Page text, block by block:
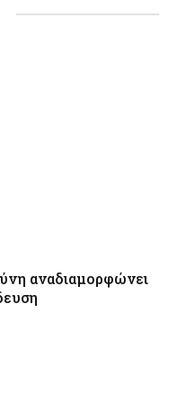
αναδιαμορφώνει